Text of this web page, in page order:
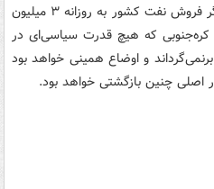
و دانشی به ایران صادر نمی‌شود، اگر فروش نفت کشور به روزانه ۳ میلیون
که هیچ قدرت سیاسی‌ای در
و اوضاع همینی خواهد بود
اصلی چنین بازگشتی خواهد بود.